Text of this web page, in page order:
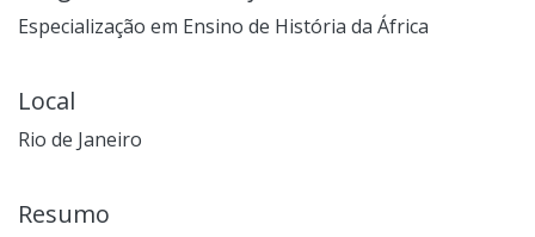
Especialização em Ensino de História da África
Local
Rio de Janeiro
Resumo